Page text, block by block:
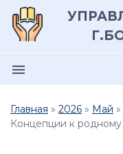
menu
Главная » 2026 » Май »
Концепции к